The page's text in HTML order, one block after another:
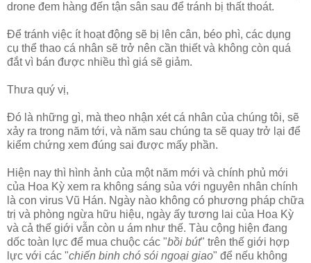
drone đem hàng đến tận sân sau để tránh bị thất thoát.
Để tránh việc ít hoạt động sẽ bị lên cân, béo phì, các dụng
cụ thể thao cá nhân sẽ trở nên cần thiết và không còn quá
đắt vì bán được nhiều thì giá sẽ giảm.
Thưa quý vị,
Đó là những gì, mà theo nhận xét cá nhân của chúng tôi, sẽ
xảy ra trong năm tới, và năm sau chúng ta sẽ quay trở lại để
kiểm chứng xem đúng sai được mấy phần.
Hiện nay thì hình ảnh của một năm mới và chính phủ mới
của Hoa Kỳ xem ra không sáng sủa với nguyên nhân chính
là con virus Vũ Hán. Ngày nào không có phương pháp chữa
trị và phòng ngừa hữu hiệu, ngày ấy tương lai của Hoa Kỳ
và cả thế giới vẫn còn u ám như thế. Tàu cộng hiện đang
dốc toàn lực để mua chuộc các "bồi bút" trên thế giới hợp
lực với các "chiến binh chó sói ngoại giao" để nếu không